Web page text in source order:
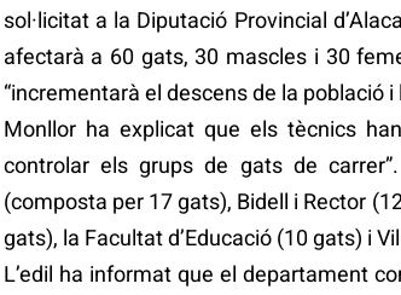
sol·licitat a la Diputació Provincial
afectarà a 60 gats, 30 mascles i 30
“incrementarà el descens de la població
Monllor ha explicat que els tècnics
controlar els grups de gats de
(composta per 17 gats), Bidell i Rector
gats), la Facultat d’Educació (10 gats) i
L’edil ha informat que el departament